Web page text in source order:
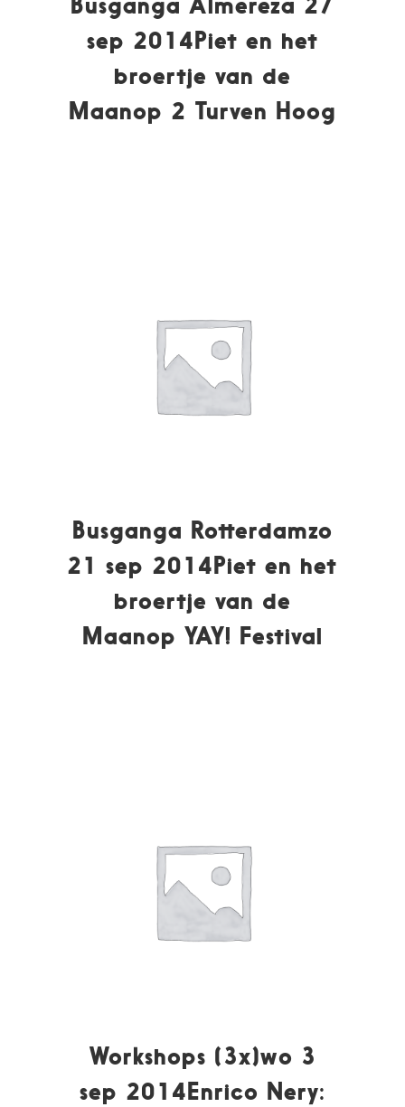
sep 2014Piet en het
broertje van de
Maanop 2 Turven Hoog
Busganga Rotterdamzo
21 sep 2014Piet en het
broertje van de
Maanop YAY! Festival
Workshops (3x)wo 3
sep 2014Enrico Nery: